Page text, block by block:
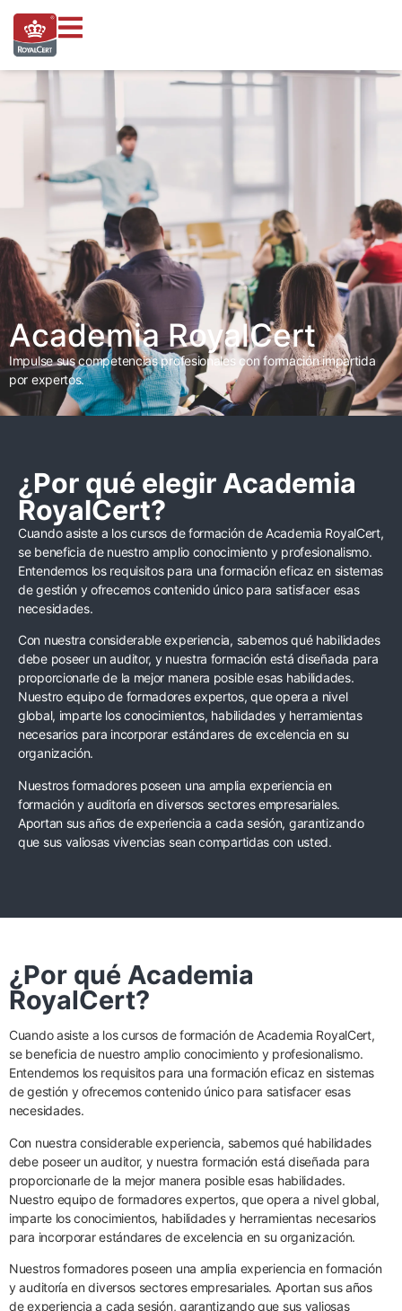
Academia RoyalCert
Impulse sus competencias profesionales con formación impartida
por expertos.
¿Por qué elegir Academia
RoyalCert?
Cuando asiste a los cursos de formación de Academia RoyalCert,
se beneficia de nuestro amplio conocimiento y profesionalismo.
Entendemos los requisitos para una formación eficaz en sistemas
de gestión y ofrecemos contenido único para satisfacer esas
necesidades.
Con nuestra considerable experiencia, sabemos qué habilidades
debe poseer un auditor, y nuestra formación está diseñada para
proporcionarle de la mejor manera posible esas habilidades.
Nuestro equipo de formadores expertos, que opera a nivel
global, imparte los conocimientos, habilidades y herramientas
necesarios para incorporar estándares de excelencia en su
organización.
Nuestros formadores poseen una amplia experiencia en
formación y auditoría en diversos sectores empresariales.
Aportan sus años de experiencia a cada sesión, garantizando
que sus valiosas vivencias sean compartidas con usted.
¿Por qué Academia
RoyalCert?
Cuando asiste a los cursos de formación de Academia RoyalCert,
se beneficia de nuestro amplio conocimiento y profesionalismo.
Entendemos los requisitos para una formación eficaz en sistemas
de gestión y ofrecemos contenido único para satisfacer esas
necesidades.
Con nuestra considerable experiencia, sabemos qué habilidades
debe poseer un auditor, y nuestra formación está diseñada para
proporcionarle de la mejor manera posible esas habilidades.
Nuestro equipo de formadores expertos, que opera a nivel global,
imparte los conocimientos, habilidades y herramientas necesarios
para incorporar estándares de excelencia en su organización.
Nuestros formadores poseen una amplia experiencia en formación
y auditoría en diversos sectores empresariales. Aportan sus años
de experiencia a cada sesión, garantizando que sus valiosas